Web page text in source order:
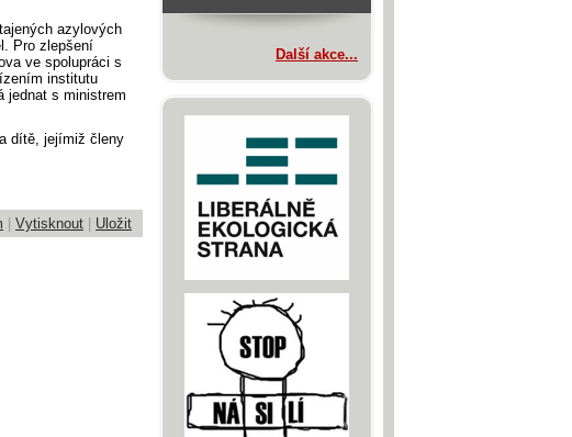
azylových
Pro zlepšení
ve spolupráci s
institutu
jednat s ministrem
dítě, jejímiž členy
Vytisknout Uložit
Další akce...